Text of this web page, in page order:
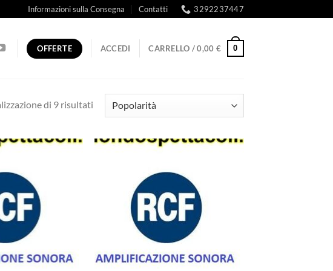
Informazioni sulla Consegna Contatti 3292237447
OFFERTE ACCEDI CARRELLO /0,00 € 0
di 9 risultatiPopolarità